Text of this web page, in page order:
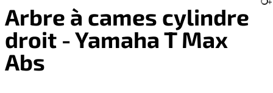
Arbre à cames cylindre
droit - Yamaha T Max
Abs
+